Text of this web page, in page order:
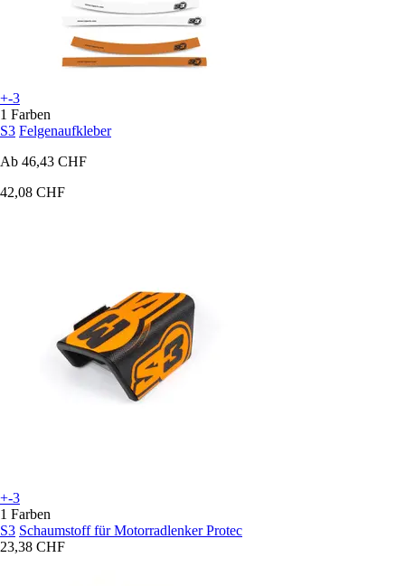
+-3
1 Farben
S3 Felgenaufkleber
Ab 46,43 CHF
42,08 CHF
+-3
1 Farben
S3 Schaumstoff für Motorradlenker Protec
23,38 CHF